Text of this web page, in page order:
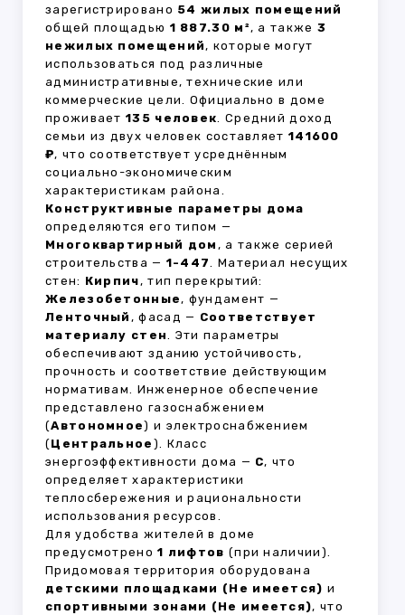
зарегистрировано 54 жилых помещений
общей площадью 1 887.30 м², а также 3
нежилых помещений, которые могут
использоваться под различные
административные, технические или
коммерческие цели. Официально в доме
проживает 135 человек. Средний доход
семьи из двух человек составляет 141600
₽, что соответствует усреднённым
социально-экономическим
характеристикам района.
Конструктивные параметры дома
определяются его типом —
Многоквартирный дом , а также серией
строительства — 1-447. Материал несущих
стен: Кирпич, тип перекрытий:
Железобетонные, фундамент —
Ленточный , фасад — Соответствует
материалу стен. Эти параметры
обеспечивают зданию устойчивость,
прочность и соответствие действующим
нормативам. Инженерное обеспечение
представлено газоснабжением
(Автономное) и электроснабжением
(Центральное ). Класс
энергоэффективности дома — C, что
определяет характеристики
теплосбережения и рациональности
использования ресурсов.
Для удобства жителей в доме
предусмотрено1 лифтов (при наличии).
Придомовая территория оборудована
детскими площадками (Не имеется) и
спортивными зонами (Не имеется), что